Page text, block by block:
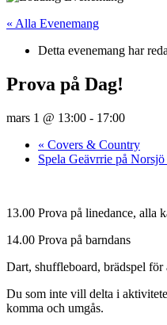
« Alla Evenemang
Detta evenemang har
Prova på Dag!
mars 1 @ 13:00 - 17:00
« Covers & Country
Spela Geävrrie på
13.00 Prova på linedance, alla
14.00 Prova på barndans
Dart, shuffleboard, brädspel för
Du som inte vill delta i
komma och umgås.